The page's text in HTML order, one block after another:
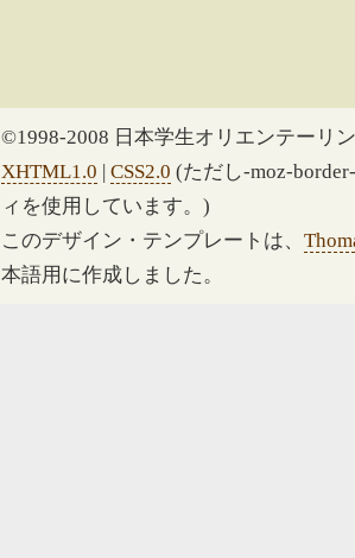
©1998-2008 日本学生オリエンテーリ
XHTML1.0 | CSS2.0 (ただし-moz-
ィを使用しています。)
このデザイン・テンプレートは、
本語用に作成しました。